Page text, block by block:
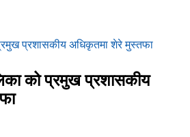
प्रशासकीय अधिकृतमा शेरे मुस्तफा
को प्रमुख प्रशासकीय